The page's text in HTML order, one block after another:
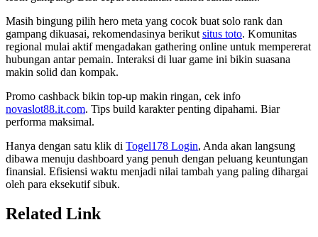
Masih bingung pilih hero meta yang cocok buat solo rank dan
gampang dikuasai, rekomendasinya berikut situs toto. Komunitas
regional mulai aktif mengadakan gathering online untuk mempererat
hubungan antar pemain. Interaksi di luar game ini bikin suasana
makin solid dan kompak.
Promo cashback bikin top-up makin ringan, cek info
novaslot88.it.com. Tips build karakter penting dipahami. Biar
performa maksimal.
Hanya dengan satu klik di Togel178 Login, Anda akan langsung
dibawa menuju dashboard yang penuh dengan peluang keuntungan
finansial. Efisiensi waktu menjadi nilai tambah yang paling dihargai
oleh para eksekutif sibuk.
Related Link